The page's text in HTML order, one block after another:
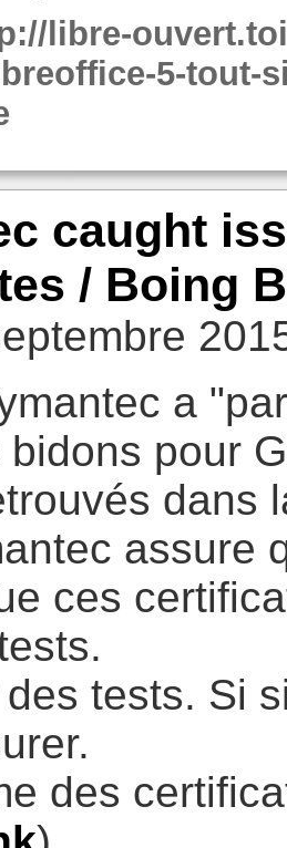
libre-
5-tout-
caught
/ Boing
a
pour
dans
assure
ces
tests. Si
des